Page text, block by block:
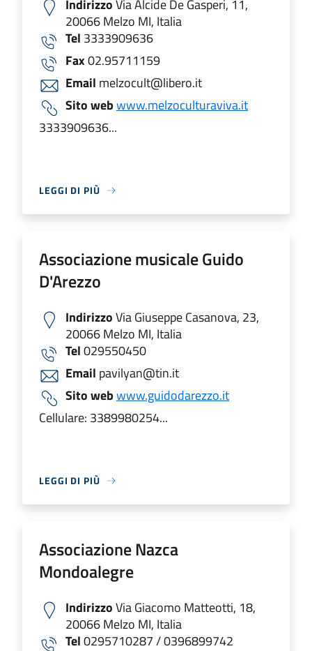
IndirizzoVia Alcide De Gasperi, 11,
20066 Melzo MI, Italia
Tel 3333909636
Fax02.95711159
Email melzocult@libero.it
Sito webwww.melzoculturaviva.it
3333909636...
LEGGI DI PIÙ
Associazione musicale Guido
D'Arezzo
IndirizzoVia Giuseppe Casanova, 23,
20066 Melzo MI, Italia
Tel029550450
Email pavilyan@tin.it
Sito webwww.guidodarezzo.it
Cellulare: 3389980254...
LEGGI DI PIÙ
Associazione Nazca
Mondoalegre
IndirizzoVia Giacomo Matteotti, 18,
20066 Melzo MI, Italia
Tel0295710287 / 0396899742